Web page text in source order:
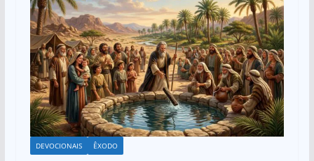
DEVOCIONAIS ÊXODO